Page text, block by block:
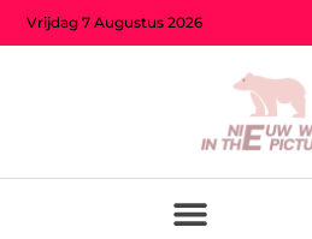
Vrijdag 7 Augustus 2026